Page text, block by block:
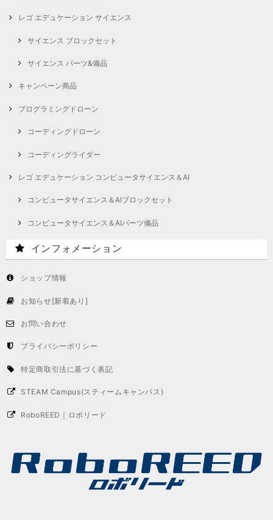
レゴ エデュケーション サイエンス
サイエンス ブロックセット
サイエンス パーツ&備品
キャンペーン商品
プログラミングドローン
コーディングドローン
コーディングライダー
レゴ エデュケーション コンピュータサイエンス＆AI
コンピュータサイエンス＆AIブロックセット
コンピュータサイエンス＆AIパーツ備品
インフォメーション
ショップ情報
お知らせ[新着あり]
お問い合わせ
プライバシーポリシー
特定商取引法に基づく表記
STEAM Campus(スティームキャンパス)
RoboREED｜ロボリード